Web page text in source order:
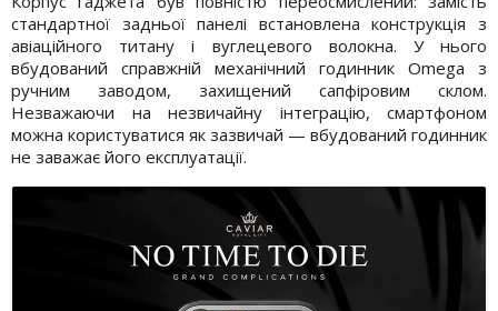
стандартної задньої панелі встановлена конструкція з
авіаційного титану і вуглецевого волокна. У нього
вбудований справжній механічний годинник Omega з
ручним заводом, захищений сапфіровим склом.
Незважаючи на незвичайну інтеграцію, смартфоном
можна користуватися як зазвичай — вбудований годинник
не заважає його експлуатації.